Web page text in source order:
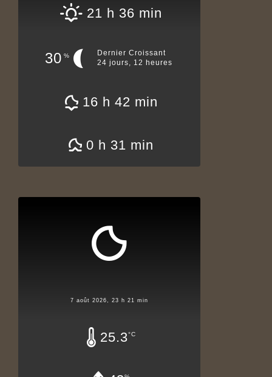
21 h 36 min
30 %
Dernier Croissant
24 jours, 12 heures
16 h 42 min
0 h 31 min
7 août 2026, 23 h 21 min
25.3°C